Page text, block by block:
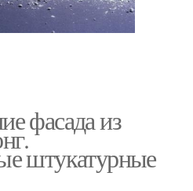
фасада из
штукатурные